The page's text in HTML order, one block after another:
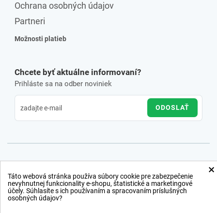
Ochrana osobných údajov
Partneri
Možnosti platieb
Chcete byť aktuálne informovaní?
Prihláste sa na odber noviniek
ODOSLAŤ
×
Táto webová stránka používa súbory cookie pre zabezpečenie
nevyhnutnej funkcionality e-shopu, štatistické a marketingové
účely. Súhlasíte s ich používaním a spracovaním príslušných
osobných údajov?